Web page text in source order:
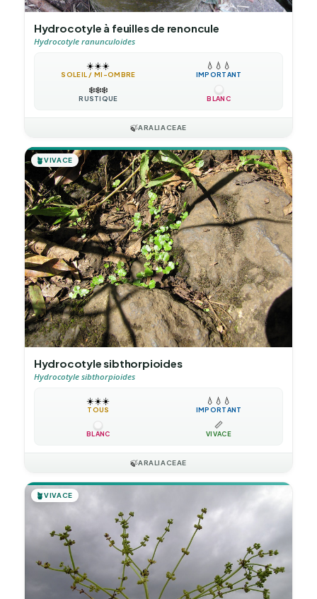
Hydrocotyle à feuilles de renoncule
Hydrocotyle ranunculoides
☀️☀️☀️
SOLEIL / MI-OMBRE
💧 💧 💧
IMPORTANT
❄️❄️❄️
RUSTIQUE BLANC
🍃ARALIACEAE
🪴VIVACE
Hydrocotyle sibthorpioides
Hydrocotyle sibthorpioides
☀️☀️☀️
TOUS
💧 💧 💧
IMPORTANT
BLANC
📏
VIVACE
🍃ARALIACEAE
🪴VIVACE